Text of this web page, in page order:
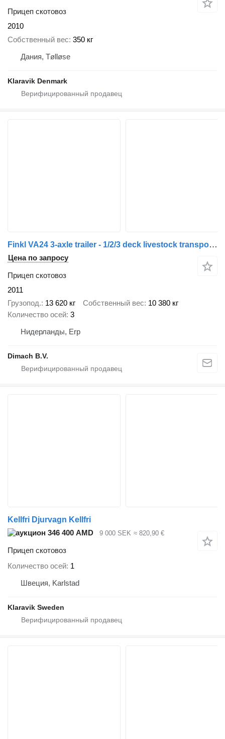
Прицеп скотовоз
2010
Собственный вес 350 кг
Дания, Tølløse
Klaravik Denmark
Finkl VA24 3-axle trailer - 1/2/3 deck livestock transport - live catt
Цена по запросу
Прицеп скотовоз
2011
Грузопод. 13 620 кг Собственный вес 10 380 кг
Количество осей 3
Нидерланды, Erp
Dimach B.V.
Kellfri Djurvagn Kellfri
346 400 AMD
9 000 SEK ≈ 820,90 €
Прицеп скотовоз
Количество осей 1
Швеция, Karlstad
Klaravik Sweden